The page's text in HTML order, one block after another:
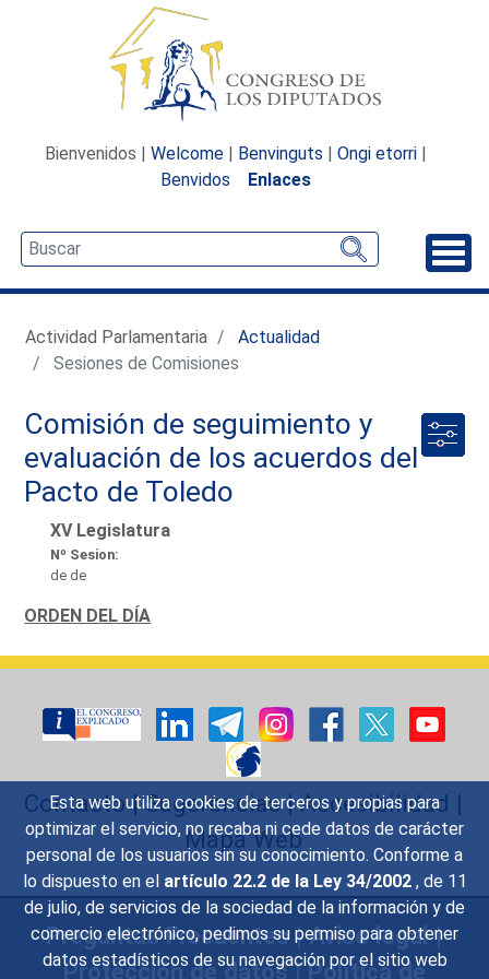
Esta web utiliza cookies de terceros y propias para
optimizar el servicio, no recaba ni cede datos de carácter
personal de los usuarios sin su conocimiento. Conforme a
lo dispuesto en el artículo 22.2 de la Ley 34/2002 , de 11
de julio, de servicios de la sociedad de la información y de
comercio electrónico, pedimos su permiso para obtener
datos estadísticos de su navegación por el sitio web
Bienvenidos | Welcome | Benvinguts | Ongi etorri |
Benvidos
Enlaces
Actividad Parlamentaria
Actualidad
Sesiones de Comisiones
Comisión de seguimiento y
evaluación de los acuerdos del
Pacto de Toledo
XV Legislatura
Nº Sesion:
de de
ORDEN DEL DÍA
Contacto|Sugerencias|Accesibilidad |
Mapa Web
Preguntas Frecuentes|Aviso legal|
Protección de datos|Política de